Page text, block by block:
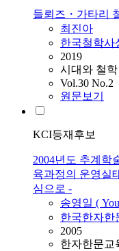
들뢰즈・가타리
최진아
한국철학사
2019
시대와 철학
Vol.30 No.2
원문보기
KCI등재후보
2004년도 추계학
육과정의 운영실
심으로 -
송영일 (
한국한자한
2005
한자한문교